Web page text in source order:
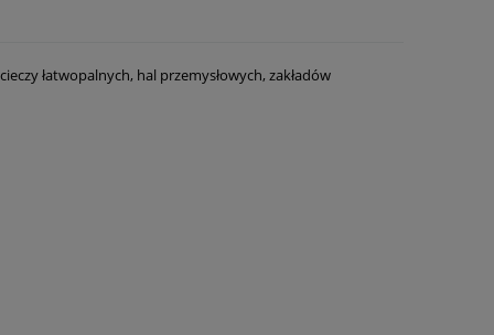
łatwopalnych, hal przemysłowych, zakładów